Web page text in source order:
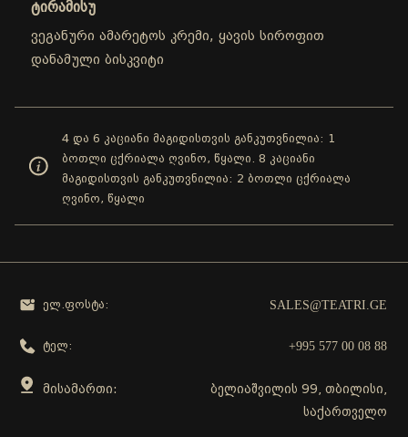
ტირამისუ
ვეგანური ამარეტოს კრემი, ყავის სიროფით
დანამული ბისკვიტი
4 და 6 კაციანი მაგიდისთვის განკუთვნილია: 1
ბოთლი ცქრიალა ღვინო, წყალი. 8 კაციანი
მაგიდისთვის განკუთვნილია: 2 ბოთლი ცქრიალა
ღვინო, წყალი
ელ.ფოსტა: SALES@TEATRI.GE
ტელ: +995 577 00 08 88
მისამართი:
ბელიაშვილის 99, თბილისი,
საქართველო